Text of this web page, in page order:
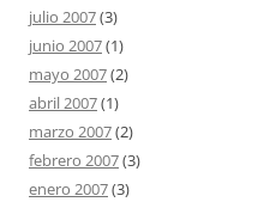
julio 2007(3)
junio 2007(1)
mayo 2007(2)
abril 2007(1)
marzo 2007(2)
febrero 2007(3)
enero 2007(3)